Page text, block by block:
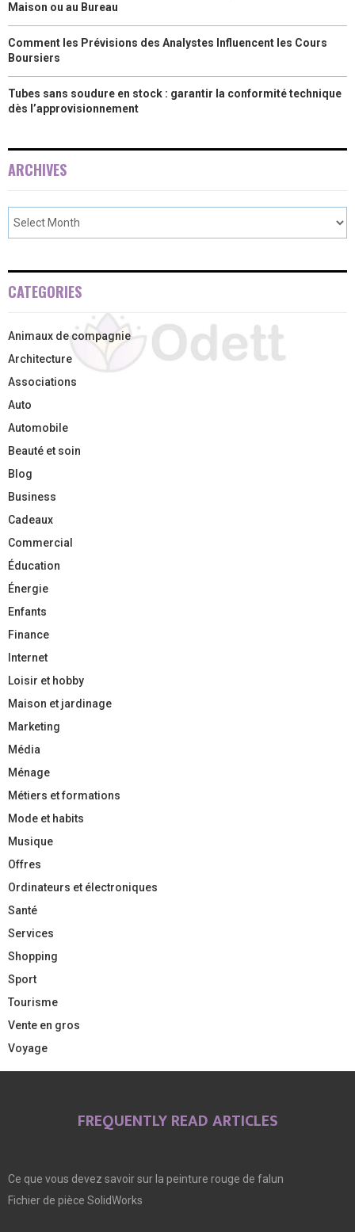
Maison ou au Bureau
Comment les Prévisions des Analystes Influencent les Cours
Boursiers
Tubes sans soudure en stock : garantir la conformité technique
dès l’approvisionnement
ARCHIVES
CATEGORIES
Animaux de compagnie
Architecture
Associations
Auto
Automobile
Beauté et soin
Blog
Business
Cadeaux
Commercial
Éducation
Énergie
Enfants
Finance
Internet
Loisir et hobby
Maison et jardinage
Marketing
Média
Ménage
Métiers et formations
Mode et habits
Musique
Offres
Ordinateurs et électroniques
Santé
Services
Shopping
Sport
Tourisme
Vente en gros
Voyage
FREQUENTLY READ ARTICLES
Ce que vous devez savoir sur la peinture rouge de falun
Fichier de pièce SolidWorks